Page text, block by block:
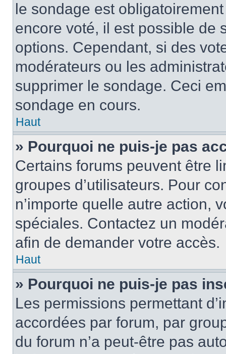
le sondage est
encore voté, il est possible de
options. Cependant, si des
modérateurs ou les
supprimer le sondage. Ceci
sondage en cours.
Haut
» Pourquoi ne puis-je pas
Certains forums peuvent être
groupes d’utilisateurs. Pour
n’importe quelle autre action,
spéciales. Contactez un
afin de demander votre accès.
Haut
» Pourquoi ne puis-je pas
Les permissions permettant
accordées par forum, par
du forum n’a peut-être pas